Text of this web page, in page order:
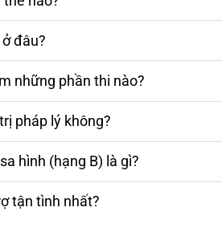
đâu?
những phần thi nào?
pháp lý không?
hình (hạng B) là gì?
tận tình nhất?